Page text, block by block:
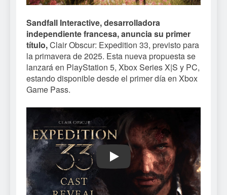
Sandfall Interactive, desarrolladora
independiente francesa, anuncia su primer
título,Clair Obscur: Expedition 33, previsto para
la primavera de 2025. Esta nueva propuesta se
lanzará en PlayStation 5, Xbox Series X|S y PC,
estando disponible desde el primer día en Xbox
Game Pass.
Play